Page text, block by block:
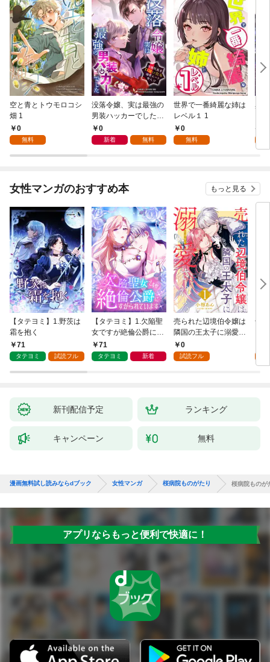
空と青とトウモロコシ
畑 1
0
無料
没落令嬢、実は最強の
男装ハッカーでした～
冷徹社長を口説いたら
溺愛ルート突入！？～
0
新着 無料
世界で一番綺麗な姉は
レベル１ 1
0
無料
異
女性マンガのおすすめ本 もっと見る
【タテヨミ】1.野茨は
霜を抱く
71
タテヨミ 試読フル
【タテヨミ】1.欠陥聖
女ですが絶倫公爵にす
がられています
71
タテヨミ 新着
売られた辺境伯令嬢は
隣国の王太子に溺愛さ
れる 1
0
試読フル
千
家
新刊配信予定 ランキング
キャンペーン 無料
漫画無料試し読みならdブック 女性マンガ 桜病院ものがたり 桜病院ものが
アプリならもっと便利で快適に！